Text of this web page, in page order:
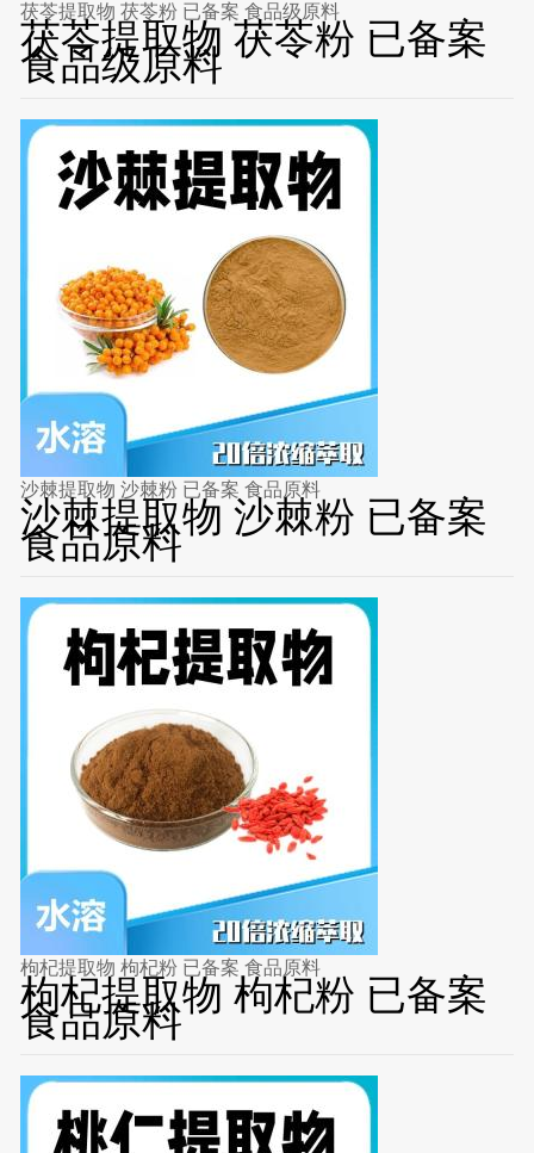
茯苓提取物 茯苓粉 已备案 食品级原料
茯苓提取物 茯苓粉 已备案
食品级原料
沙棘提取物 沙棘粉 已备案 食品原料
沙棘提取物 沙棘粉 已备案
食品原料
枸杞提取物 枸杞粉 已备案 食品原料
枸杞提取物 枸杞粉 已备案
食品原料